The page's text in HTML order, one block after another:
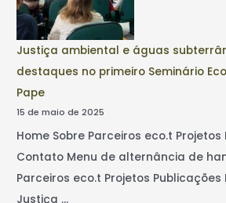
Justiça ambiental e águas
destaques no primeiro Seminário
Pape
15 de maio de 2025
Home Sobre Parceiros eco.t Projetos
Contato Menu de alternância de
Parceiros eco.t Projetos
Justiça …